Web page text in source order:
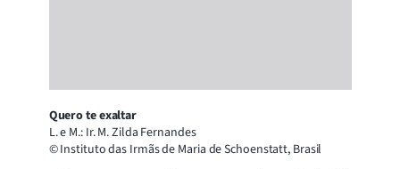
Quero te exaltar
L. e M.: Ir. M. Zilda Fernandes
© Instituto das Irmãs de Maria de Schoenstatt, Brasil